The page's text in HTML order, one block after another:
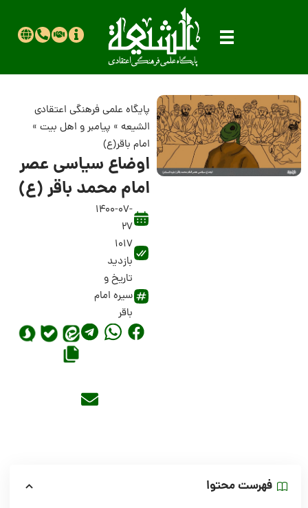
پایگاه علمی فرهنگی اعتقادی
الشیعه» پیامبر و اهل بیت»
امام باقر(ع)
اوضاع سیاسى عصر
امام محمد باقر (ع)
1400-07-
27
1017
بازدید
تاریخ و
سیره امام
باقر
فهرست محتوا